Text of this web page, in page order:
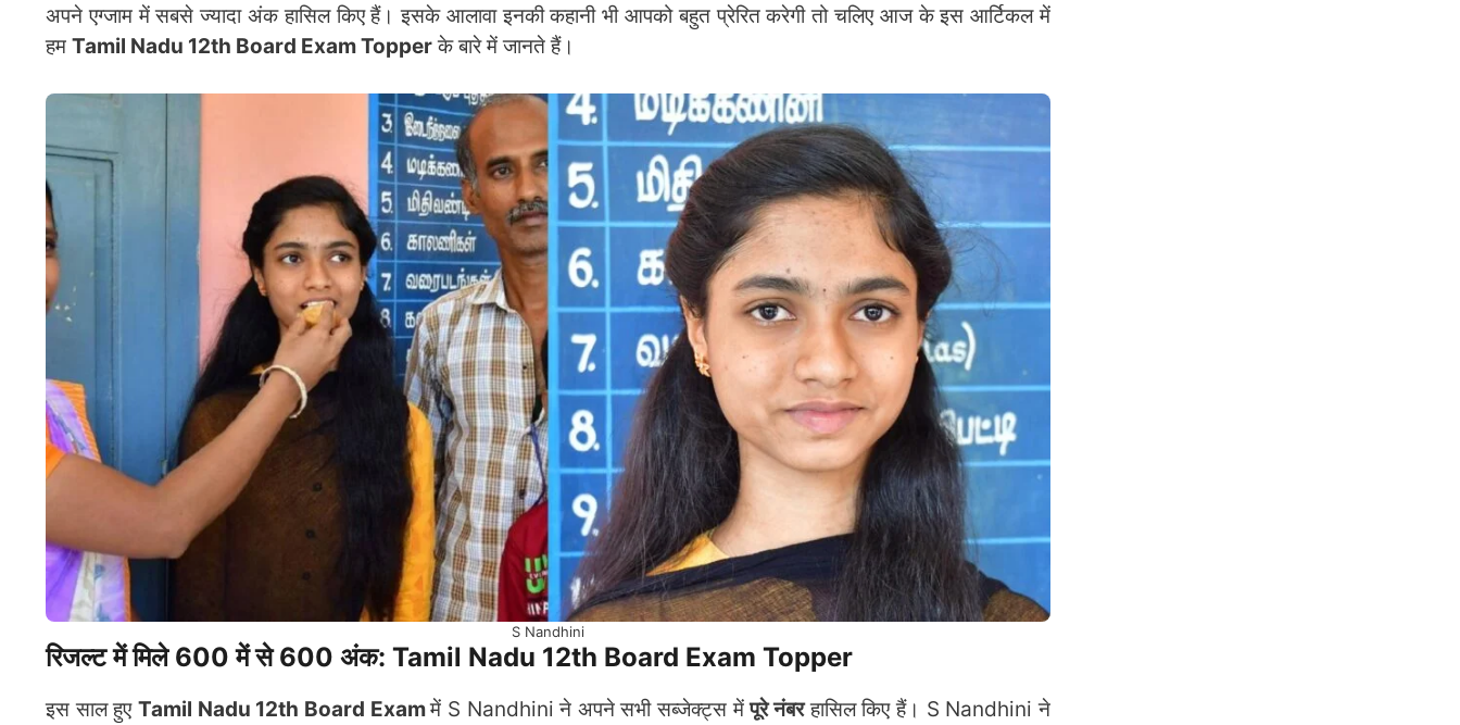
अपने एग्जाम में सबसे ज्यादा अंक हासिल किए हैं। इसके आलावा इनकी कहानी भी आपको बहुत प्रेरित करेगी तो चलिए आज के इस आर्टिकल में
हम Tamil Nadu 12th Board Exam Topperके बारे में जानते हैं।
S Nandhini
रिजल्ट में मिले 600 में से 600 अंक: Tamil Nadu 12th Board Exam Topper
इस साल हुए Tamil Nadu 12th Board Examमें S Nandhini ने अपने सभी सब्जेक्ट्स मेंपूरे नंबरहासिल किए हैं। S Nandhini ने